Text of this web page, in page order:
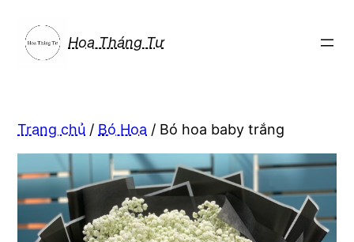
phần
Hoa Tháng Tư
Trang chủ / Bó Hoa / Bó hoa baby trắng